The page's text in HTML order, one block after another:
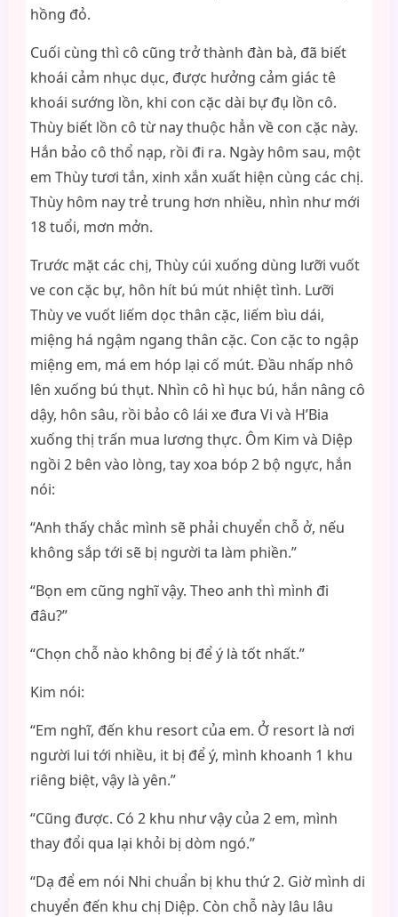
hồng đỏ.
Cuối cùng thì cô cũng trở thành đàn bà, đã biết
khoái cảm nhục dục, được hưởng cảm giác tê
khoái sướng lồn, khi con cặc dài bự đụ lồn cô.
Thùy biết lồn cô từ nay thuộc hẳn về con cặc này.
Hắn bảo cô thổ nạp, rồi đi ra. Ngày hôm sau, một
em Thùy tươi tắn, xinh xắn xuất hiện cùng các chị.
Thùy hôm nay trẻ trung hơn nhiều, nhìn như mới
18 tuổi, mơn mởn.
Trước mặt các chị, Thùy cúi xuống dùng lưỡi vuốt
ve con cặc bự, hôn hít bú mút nhiệt tình. Lưỡi
Thùy ve vuốt liếm dọc thân cặc, liếm bìu dái,
miệng há ngậm ngang thân cặc. Con cặc to ngập
miệng em, má em hóp lại cố mút. Đầu nhấp nhô
lên xuống bú thụt. Nhìn cô hì hục bú, hắn nâng cô
dậy, hôn sâu, rồi bảo cô lái xe đưa Vi và H’Bia
xuống thị trấn mua lương thực. Ôm Kim và Diệp
ngồi 2 bên vào lòng, tay xoa bóp 2 bộ ngực, hắn
nói:
“Anh thấy chắc mình sẽ phải chuyển chỗ ở, nếu
không sắp tới sẽ bị người ta làm phiền.”
“Bọn em cũng nghĩ vậy. Theo anh thì mình đi
đâu?”
“Chọn chỗ nào không bị để ý là tốt nhất.”
Kim nói:
“Em nghĩ, đến khu resort của em. Ở resort là nơi
người lui tới nhiều, it bị để ý, mình khoanh 1 khu
riêng biệt, vậy là yên.”
“Cũng được. Có 2 khu như vậy của 2 em, mình
thay đổi qua lại khỏi bị dòm ngó.”
“Dạ để em nói Nhi chuẩn bị khu thứ 2. Giờ mình di
chuyển đến khu chị Diệp. Còn chỗ này lâu lâu